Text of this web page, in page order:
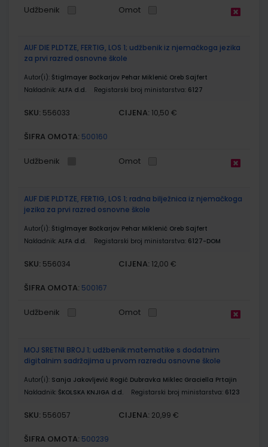
Udžbenik Omot
AUF DIE PLDTZE, FERTIG, LOS 1; udžbenik iz njemačkoga jezika
za prvi razred osnovne škole
Autor(i): Štiglmayer Bočkarjov Pehar Miklenić Oreb Sajfert
Nakladnik: ALFA d.d. Registarski broj ministarstva: 6127
SKU: 556033 CIJENA: 10,50 €
ŠIFRA OMOTA: 500160
Udžbenik Omot
AUF DIE PLDTZE, FERTIG, LOS 1; radna bilježnica iz njemačkoga
jezika za prvi razred osnovne škole
Autor(i): Štiglmayer Bočkarjov Pehar Miklenić Oreb Sajfert
Nakladnik: ALFA d.d. Registarski broj ministarstva: 6127-DOM
SKU: 556034 CIJENA: 12,00 €
ŠIFRA OMOTA: 500167
Udžbenik Omot
MOJ SRETNI BROJ 1; udžbenik matematike s dodatnim
digitalnim sadržajima u prvom razredu osnovne škole
Autor(i): Sanja Jakovljević Rogić Dubravka Miklec Graciella Prtajin
Nakladnik: ŠKOLSKA KNJIGA d.d. Registarski broj ministarstva: 6123
SKU: 556057 CIJENA: 20,99 €
ŠIFRA OMOTA: 500239